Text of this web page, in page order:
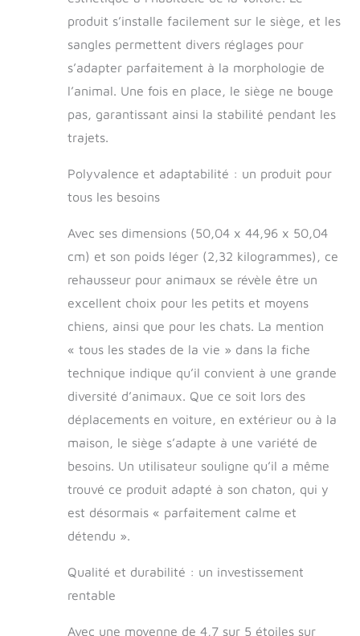
à une large gamme
de types de
voiture/SUV,
camionnette,
camionnette et plus
confortables et
sur les sièges avant
peuvent être utilisés
à la maison et à
l'extérieur, et ils
sont faciles à
transporter. Si vous
allez passer un
avec votre animal
de compagnie,
n'oubliez pas de
vous. Facile à utiliser
: l'installation du
siège de voiture
VERGODPRO sur
votre véhicule est
étapes faciles. Les
et peuvent
produit s’installe facilement sur le siège, et les
sangles permettent divers réglages pour
s’adapter parfaitement à la morphologie de
l’animal. Une fois en place, le siège ne bouge
pas, garantissant ainsi la stabilité pendant les
trajets.
Polyvalence et adaptabilité : un produit pour
tous les besoins
Avec ses dimensions (50,04 x 44,96 x 50,04
cm) et son poids léger (2,32 kilogrammes), ce
rehausseur pour animaux se révèle être un
excellent choix pour les petits et moyens
chiens, ainsi que pour les chats. La mention
« tous les stades de la vie » dans la fiche
technique indique qu’il convient à une grande
diversité d’animaux. Que ce soit lors des
déplacements en voiture, en extérieur ou à la
maison, le siège s’adapte à une variété de
besoins. Un utilisateur souligne qu’il a même
trouvé ce produit adapté à son chaton, qui y
est désormais « parfaitement calme et
détendu ».
Qualité et durabilité : un investissement
rentable
Avec une moyenne de 4,7 sur 5 étoiles sur